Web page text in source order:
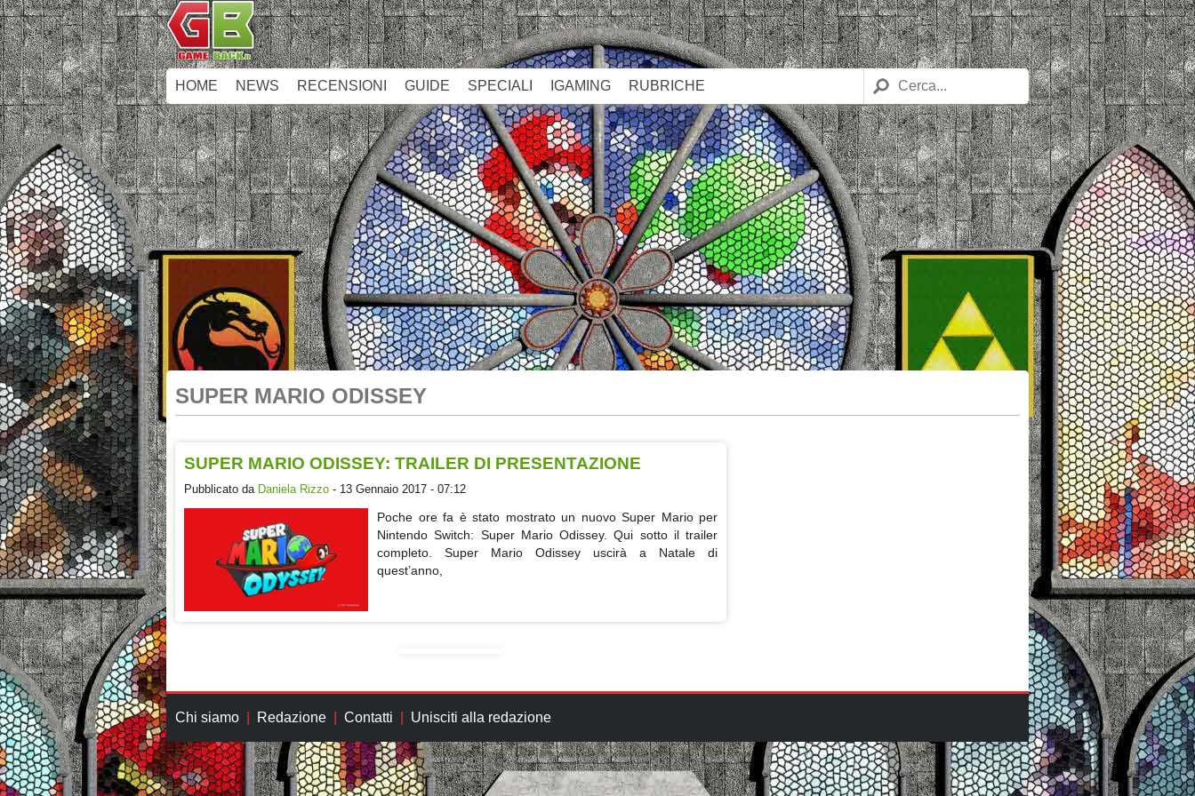
HOME NEWS RECENSIONI GUIDE SPECIALI IGAMING RUBRICHE
SUPER MARIO ODISSEY
SUPER MARIO ODISSEY: TRAILER DI PRESENTAZIONE
Pubblicato da Daniela Rizzo - 13 Gennaio 2017 - 07:12
Poche ore fa è stato mostrato un nuovo Super Mario per
Nintendo Switch: Super Mario Odissey. Qui sotto il trailer
completo. Super Mario Odissey uscirà a Natale di
quest’anno,
Chi siamo Redazione Contatti Unisciti alla redazione